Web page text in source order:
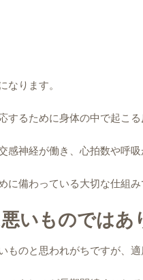
なります。
するために身体の中で起こる
感神経が働き、心拍数や呼
に備わっている大切な仕組み
いものではあ
ものと思われがちですが、